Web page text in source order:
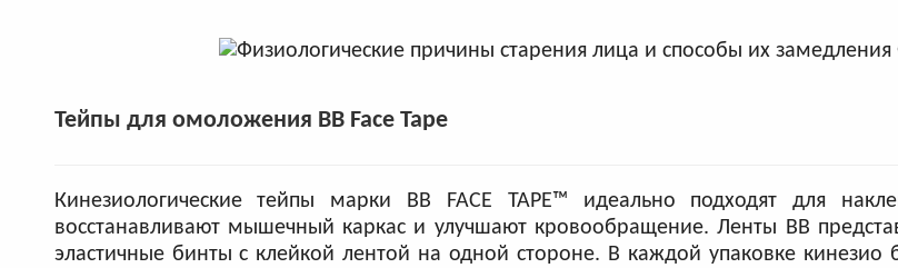
Тейпы для омоложения BB Face Tape
Кинезиологические тейпы марки BB FACE TAPE™ идеально подходят для
восстанавливают мышечный каркас и улучшают кровообращение. Ленты BB
эластичные бинты с клейкой лентой на одной стороне. В каждой упаковке кинезио